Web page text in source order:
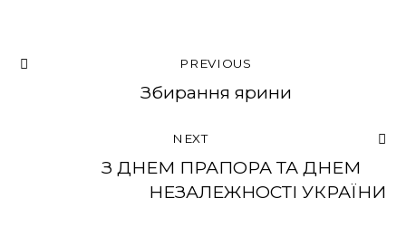
PREVIOUS
Збирання ярини
NEXT
З ДНЕМ ПРАПОРА ТА ДНЕМ
НЕЗАЛЕЖНОСТІ УКРАЇНИ